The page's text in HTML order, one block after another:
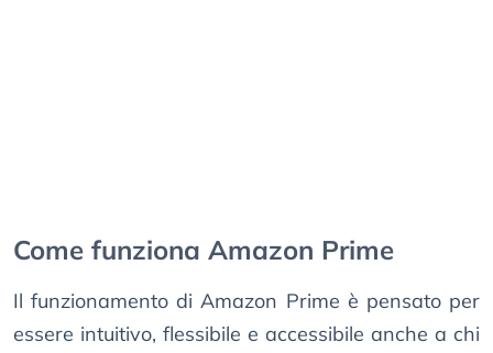
Come funziona Amazon Prime
Il funzionamento di Amazon Prime è pensato per
essere intuitivo, flessibile e accessibile anche a chi